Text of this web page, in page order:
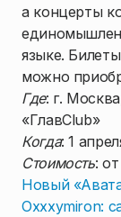
а концерты
языке.
можно
Где: г.
«ГлавClub»
Когда: 1
Стоимость:
Новый
Oxxxymiron: